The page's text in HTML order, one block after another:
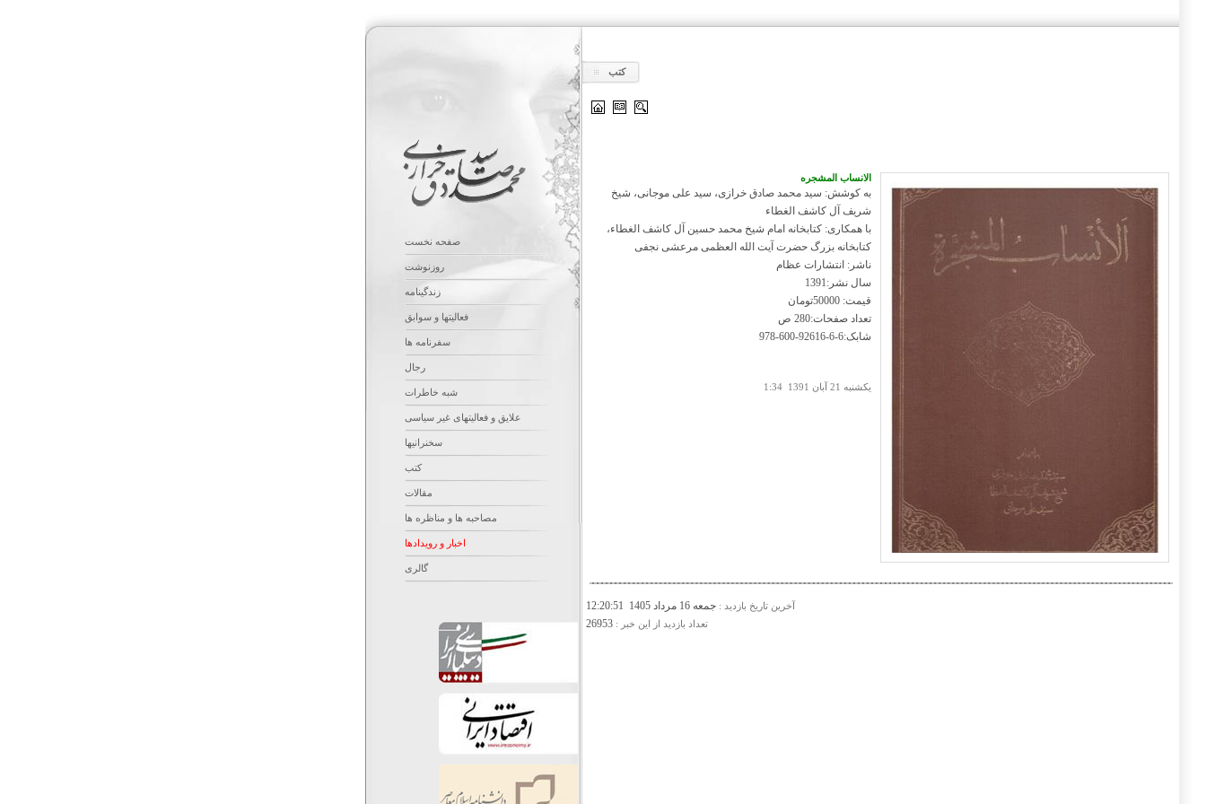
کتب
الانساب المشجره
به کوشش: سید محمد صادق خرازی، سید علی موجانی، شیخ
شریف آل کاشف الغطاء
با همکاری: کتابخانه امام شیخ محمد حسین آل کاشف الغطاء،
کتابخانه بزرگ حضرت آیت الله العظمی مرعشی نجفی
ناشر: انتشارات عظام
سال نشر:1391
قیمت: 50000تومان
تعداد صفحات:280 ص
شابک:6-6-92616-600-978
يکشنبه 21 آبان 1391 1:34
آخرين تاريخ بازديد :جمعه 16 مرداد 1405 12:20:51
تعداد بازديد از اين خبر :26953
صفحه نخست
روزنوشت
زندگینامه
فعالیتها و سوابق
سفرنامه ها
رجال
شبه خاطرات
علایق و فعالیتهای غیر سیاسی
سخنرانیها
کتب
مقالات
مصاحبه ها و مناظره ها
اخبار و رویدادها
گالری